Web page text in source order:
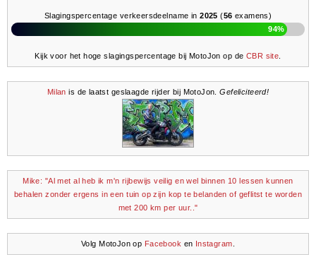
Slagingspercentage verkeersdeelname in2025 (56 examens)
94%
Kijk voor het hoge slagingspercentage bij MotoJon op de CBR site
Milan is de laatst geslaagde rijder bij MotoJon.Gefeliciteerd!
Mike: "Al met al heb ik m'n rijbewijs veilig en wel binnen 10 lessen kunnen
behalen zonder ergens in een tuin op zijn kop te belanden of geflitst te worden
met 200 km per uur.."
Volg MotoJon op Facebook en Instagram